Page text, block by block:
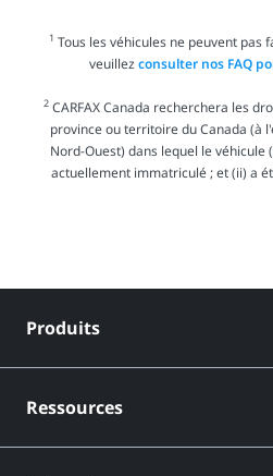
1 Tous les véhicules ne peuvent pas
veuillezconsulter nos FAQ
2CARFAX Canada recherchera les
province ou territoire du Canada (à
Nord-Ouest) dans lequel le véhicule
actuellement immatriculé ; et (ii) a
Produits
Ressources